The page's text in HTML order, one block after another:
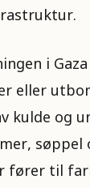
i
eller
kulde og
søppel
fører til